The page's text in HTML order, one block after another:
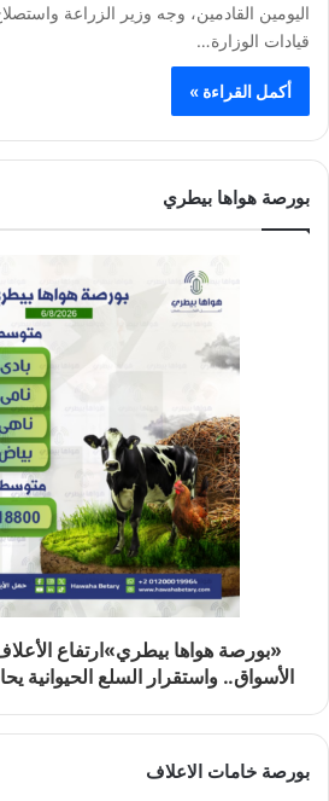
اليومين القادمين، وجه وزير الزراعة
قيادات الوزارة…
أكمل القراءة »
بورصة هواها بيطري
«بورصة هواها بيطري»ارتفاع
الأسواق.. واستقرار السلع الحيوانية
بورصة خامات الاعلاف